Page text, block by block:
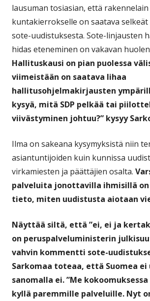
lausuman tosiasian, että
kuntakierrokselle on saatava
sote-uudistuksesta. Sote-linjausten
hidas eteneminen on vakavan
Hallituskausi on pian puolessa
viimeistään on saatava lihaa
hallitusohjelmakirjausten
kysyä, mitä SDP pelkää tai
viivästyminen johtuu?” kysyy
Ilma on sakeana kysymyksistä niin
asiantuntijoiden kuin kunnissa
virkamiesten ja päättäjien osalta.
palveluita jonottavilla ihmisillä on
tieto, miten uudistusta aiotaan
Näyttää siltä, että ”ei, ei ja
on peruspalveluministerin
vahvin kommentti sote-
Sarkomaa toteaa, että Suomea
sanomalla ei. ”Me
kyllä paremmille palveluille. Nyt